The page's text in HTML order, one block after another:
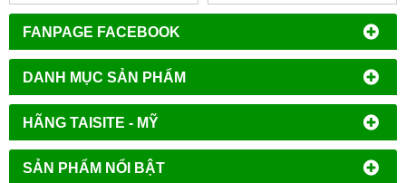
FANPAGE FACEBOOK
DANH MỤC SẢN PHẨM
HÃNG TAISITE - MỸ
SẢN PHẨM NỔI BẬT